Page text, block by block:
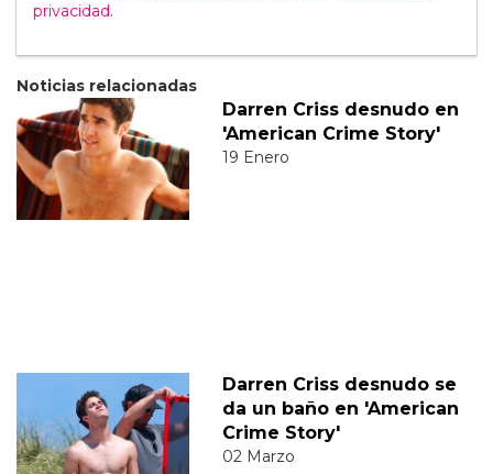
privacidad.
Noticias relacionadas
Darren Criss desnudo en
'American Crime Story'
19 Enero
Darren Criss desnudo se
da un baño en 'American
Crime Story'
02 Marzo